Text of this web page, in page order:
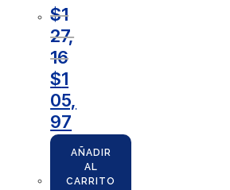
$1
27,
16
$1
05,
97
AÑADIR
AL
CARRITO